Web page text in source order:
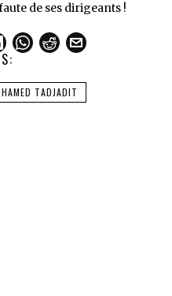
de ses dirigeants !
TADJADIT